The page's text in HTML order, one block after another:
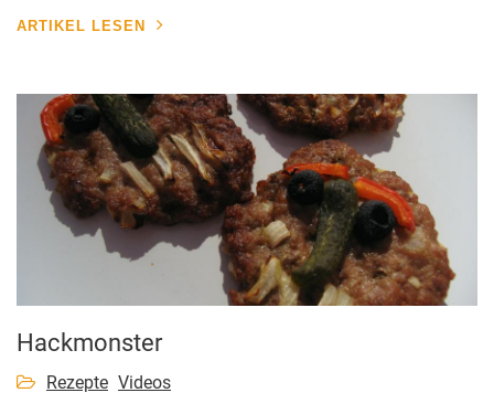
ARTIKEL LESEN
Hackmonster
Rezepte Videos